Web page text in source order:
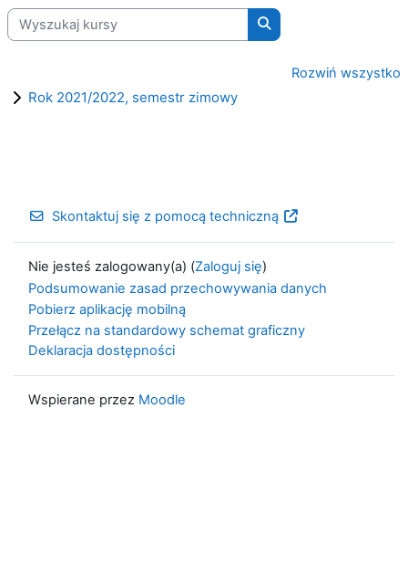
Wyszukaj kursy
Wyszukaj kursy
Rozwiń wszystko
Rok 2021/2022, semestr zimowy
Skontaktuj się z pomocą techniczną
Nie jesteś zalogowany(a) (Zaloguj się)
Podsumowanie zasad przechowywania danych
Pobierz aplikację mobilną
Przełącz na standardowy schemat graficzny
Deklaracja dostępności
Wspierane przez Moodle